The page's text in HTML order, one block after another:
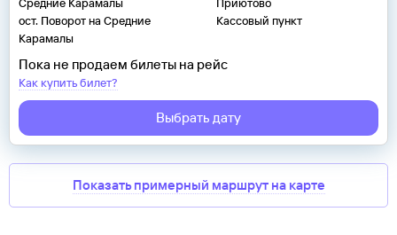
ост. Поворот на Средние
Карамалы
Кассовый пункт
Пока не продаем билеты на рейс
Как купить билет?
Выбрать дату
Показать примерный маршрут на карте